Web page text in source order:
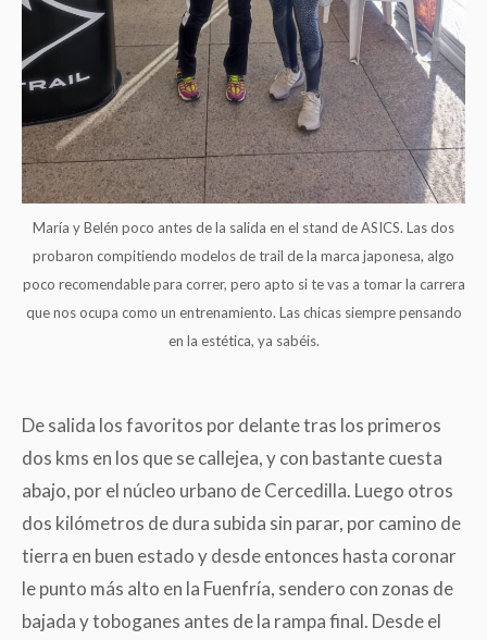
María y Belén poco antes de la salida en el stand de ASICS. Las dos
probaron compitiendo modelos de trail de la marca japonesa, algo
poco recomendable para correr, pero apto si te vas a tomar la carrera
que nos ocupa como un entrenamiento. Las chicas siempre pensando
en la estética, ya sabéis.
De salida los favoritos por delante tras los primeros
dos kms en los que se callejea, y con bastante cuesta
abajo, por el núcleo urbano de Cercedilla. Luego otros
dos kilómetros de dura subida sin parar, por camino de
tierra en buen estado y desde entonces hasta coronar
le punto más alto en la Fuenfría, sendero con zonas de
bajada y toboganes antes de la rampa final. Desde el